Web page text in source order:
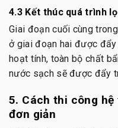
4.3 Kết thúc quá trình
Giai đoạn cuối cùng
ở giai đoạn hai được đẩy
hoạt tính, toàn bộ chất
nước sạch sẽ được đẩy
5. Cách thi công
đơn giản